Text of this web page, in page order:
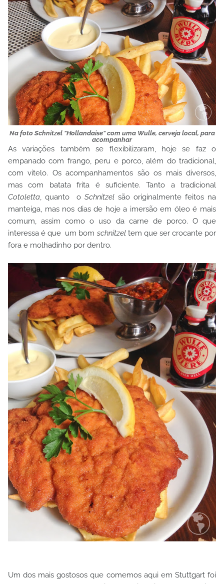
Na foto Schnitzel "Hollandaise" com uma Wulle, cerveja local, para
acompanhar
As variações também se flexibilizaram, hoje se faz o
empanado com frango, peru e porco, além do tradicional,
com vitelo. Os acompanhamentos são os mais diversos,
mas com batata frita é suficiente. Tanto a tradicional
Cotoletta, quanto o Schnitzel são originalmente feitos na
manteiga, mas nos dias de hoje a imersão em óleo é mais
comum, assim como o uso da carne de porco. O que
interessa é que um bom schnitzeltem que ser crocante por
fora e molhadinho por dentro.
Um dos mais gostosos que comemos aqui em Stuttgart foi